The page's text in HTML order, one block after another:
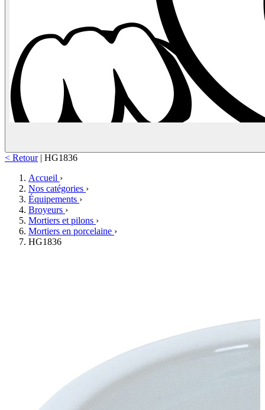
< Retour | HG1836
Accueil ›
Nos catégories ›
Équipements ›
Broyeurs ›
Mortiers et pilons ›
Mortiers en porcelaine ›
HG1836